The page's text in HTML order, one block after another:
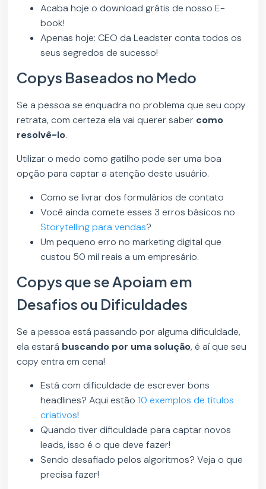
Acaba hoje o download grátis de nosso E-
book!
Apenas hoje: CEO da Leadster conta todos os
seus segredos de sucesso!
Copys Baseados no Medo
Se a pessoa se enquadra no problema que seu copy
retrata, com certeza ela vai querer saber como
resolvê-lo.
Utilizar o medo como gatilho pode ser uma boa
opção para captar a atenção deste usuário.
Como se livrar dos formulários de contato
Você ainda comete esses 3 erros básicos no
Storytelling para vendas?
Um pequeno erro no marketing digital que
custou 50 mil reais a um empresário.
Copys que se Apoiam em
Desafios ou Dificuldades
Se a pessoa está passando por alguma dificuldade,
ela estará buscando por uma solução, é aí que seu
copy entra em cena!
Está com dificuldade de escrever bons
headlines? Aqui estão 10 exemplos de títulos
criativos!
Quando tiver dificuldade para captar novos
leads, isso é o que deve fazer!
Sendo desafiado pelos algoritmos? Veja o que
precisa fazer!